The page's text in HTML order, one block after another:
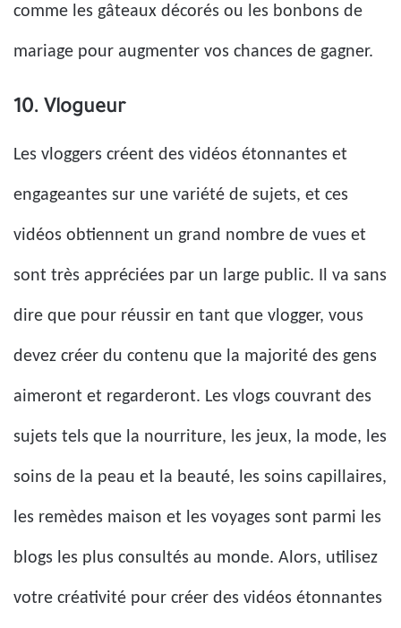
comme les gâteaux décorés ou les bonbons de
mariage pour augmenter vos chances de gagner.
10. Vlogueur
Les vloggers créent des vidéos étonnantes et
engageantes sur une variété de sujets, et ces
vidéos obtiennent un grand nombre de vues et
sont très appréciées par un large public. Il va sans
dire que pour réussir en tant que vlogger, vous
devez créer du contenu que la majorité des gens
aimeront et regarderont. Les vlogs couvrant des
sujets tels que la nourriture, les jeux, la mode, les
soins de la peau et la beauté, les soins capillaires,
les remèdes maison et les voyages sont parmi les
blogs les plus consultés au monde. Alors, utilisez
votre créativité pour créer des vidéos étonnantes